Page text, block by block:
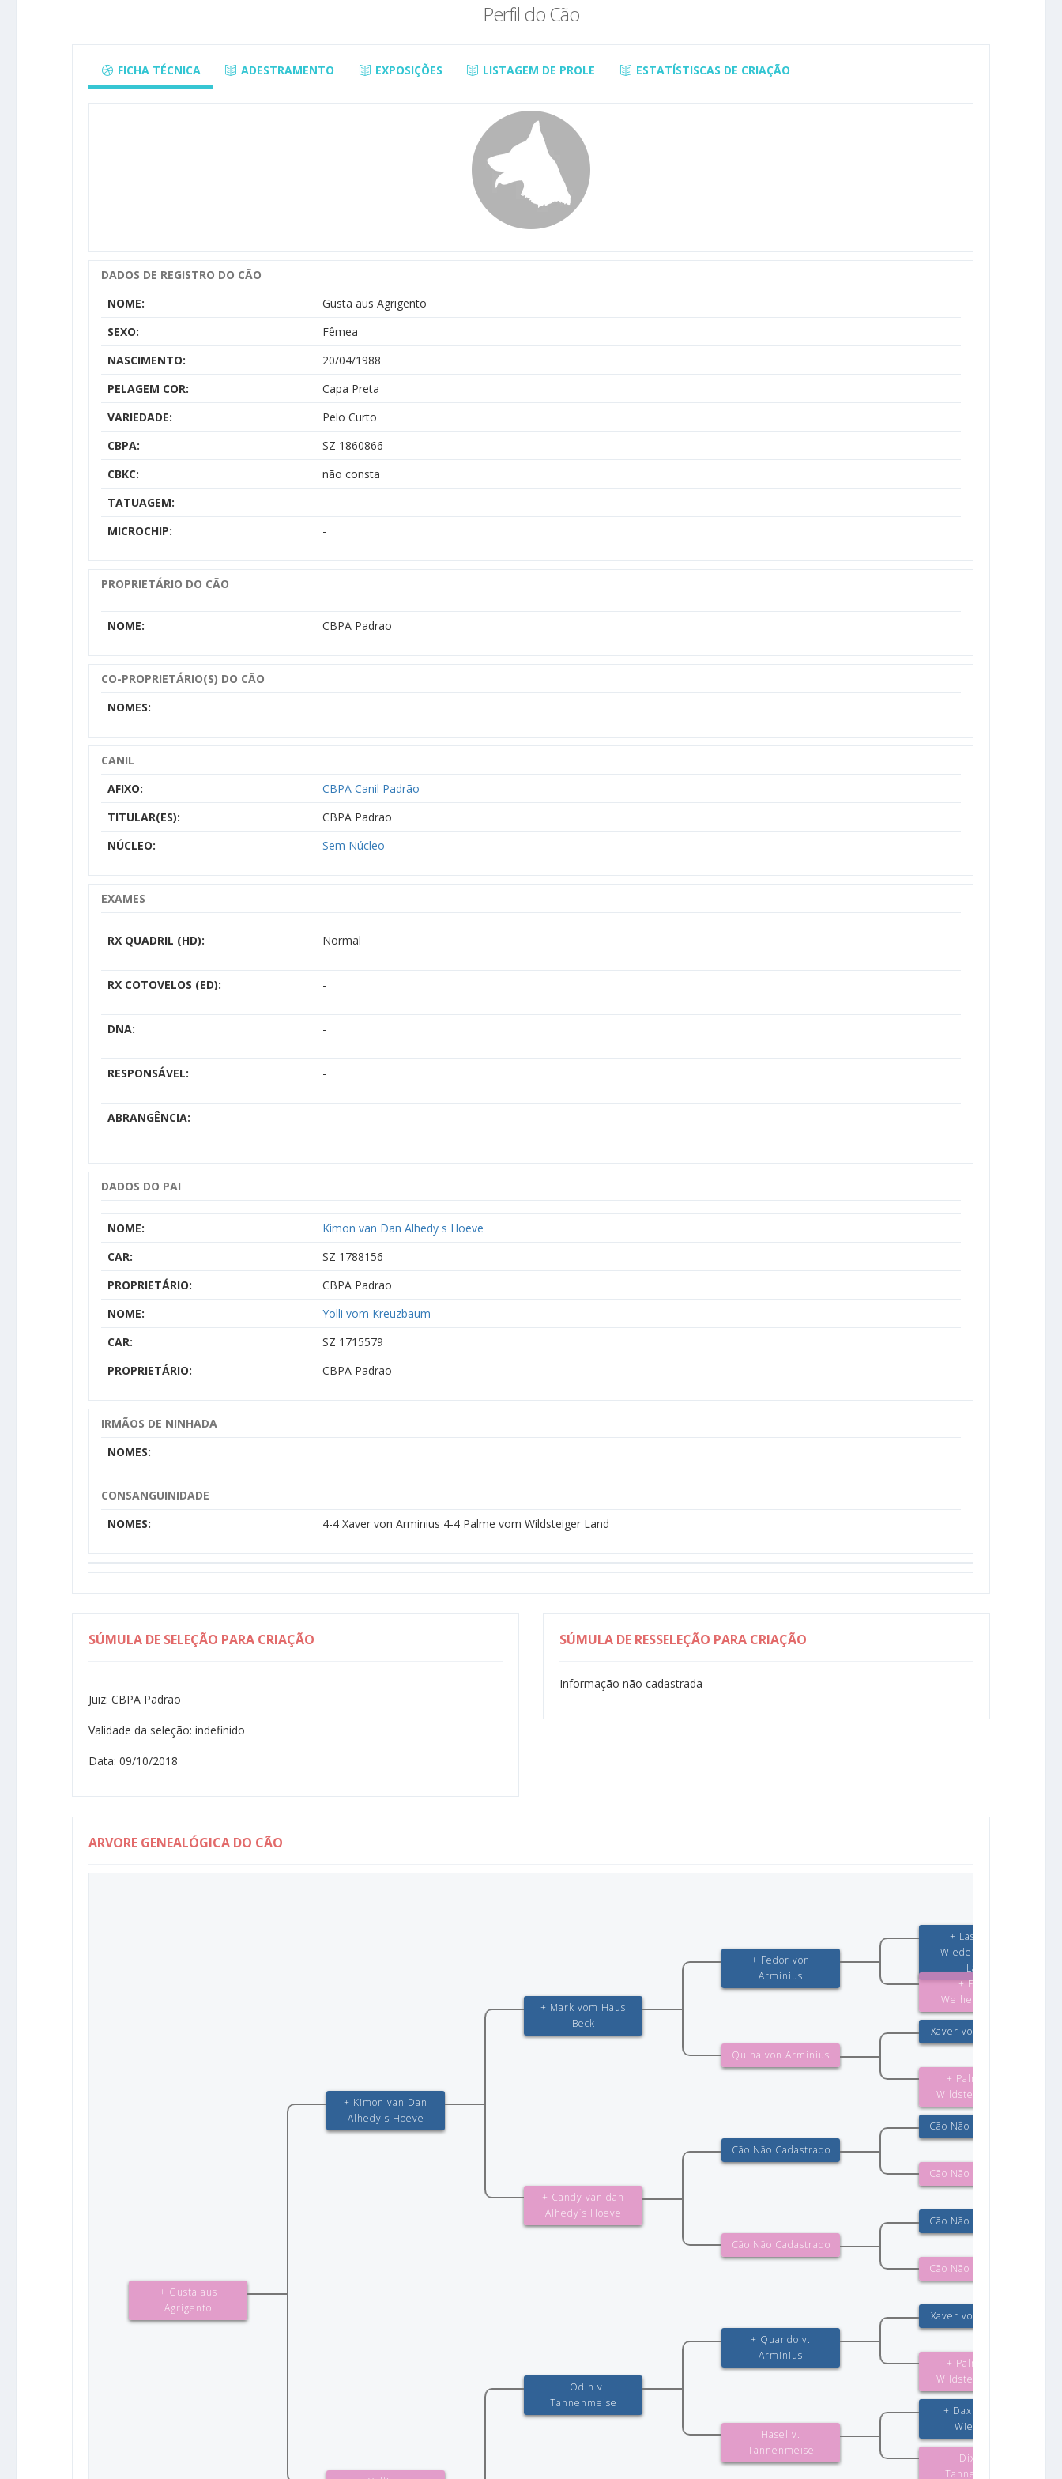
Perfil do Cão
FICHA TÉCNICA ADESTRAMENTO EXPOSIÇÕES LISTAGEM DE PROLE ESTATÍSTISCAS DE CRIAÇÃO
DADOS DE REGISTRO DO CÃO
NOME:
Gusta aus Agrigento
SEXO:
Fêmea
NASCIMENTO:
20/04/1988
PELAGEM COR:
Capa Preta
VARIEDADE:
Pelo Curto
CBPA:
SZ 1860866
CBKC:
não consta
TATUAGEM:
-
MICROCHIP:
-
PROPRIETÁRIO DO CÃO
NOME: CBPA Padrao
CO-PROPRIETÁRIO(S) DO CÃO
NOMES:
CANIL
AFIXO:
CBPA Canil Padrão
TITULAR(ES):
CBPA Padrao
NÚCLEO:
Sem Núcleo
EXAMES
RX QUADRIL (HD): Normal
RX COTOVELOS (ED): -
DNA: -
RESPONSÁVEL: -
ABRANGÊNCIA: -
DADOS DO PAI
NOME:
Kimon van Dan Alhedy s Hoeve
CAR:
SZ 1788156
PROPRIETÁRIO:
CBPA Padrao
NOME:
Yolli vom Kreuzbaum
CAR:
SZ 1715579
PROPRIETÁRIO:
CBPA Padrao
IRMÃOS DE NINHADA
NOMES:
CONSANGUINIDADE
NOMES:
4-4 Xaver von Arminius 4-4 Palme vom Wildsteiger Land
SÚMULA DE SELEÇÃO PARA CRIAÇÃO
Juiz: CBPA Padrao
Validade da seleção: indefinido
Data: 09/10/2018
SÚMULA DE RESSELEÇÃO PARA CRIAÇÃO
Informação não cadastrada
ARVORE GENEALÓGICA DO CÃO
+ Gusta aus
Agrigento
+ Kimon van Dan
Alhedy s Hoeve
+ Mark vom Haus
Beck
+ Fedor von
Arminius
+ Lasso v.d.
Wiedenbrucker
Land
+ Fee v.
Weiherturchen
Quina von Arminius
Xaver von Arminius
+ Palme vom
Wildsteiger Land
+ Candy van dan
Alhedy´s Hoeve
Cão Não Cadastrado
Cão Não Cadastrado
Cão Não Cadastrado
Cão Não Cadastrado
Cão Não Cadastrado
Cão Não Cadastrado
+ Odin v.
Tannenmeise
+ Quando v.
Arminius
Xaver von Arminius
+ Palme vom
Wildsteiger Land
Hasel v.
Tannenmeise
+ Dax von der
Wienerau
Dixie v.
Tannenmeise